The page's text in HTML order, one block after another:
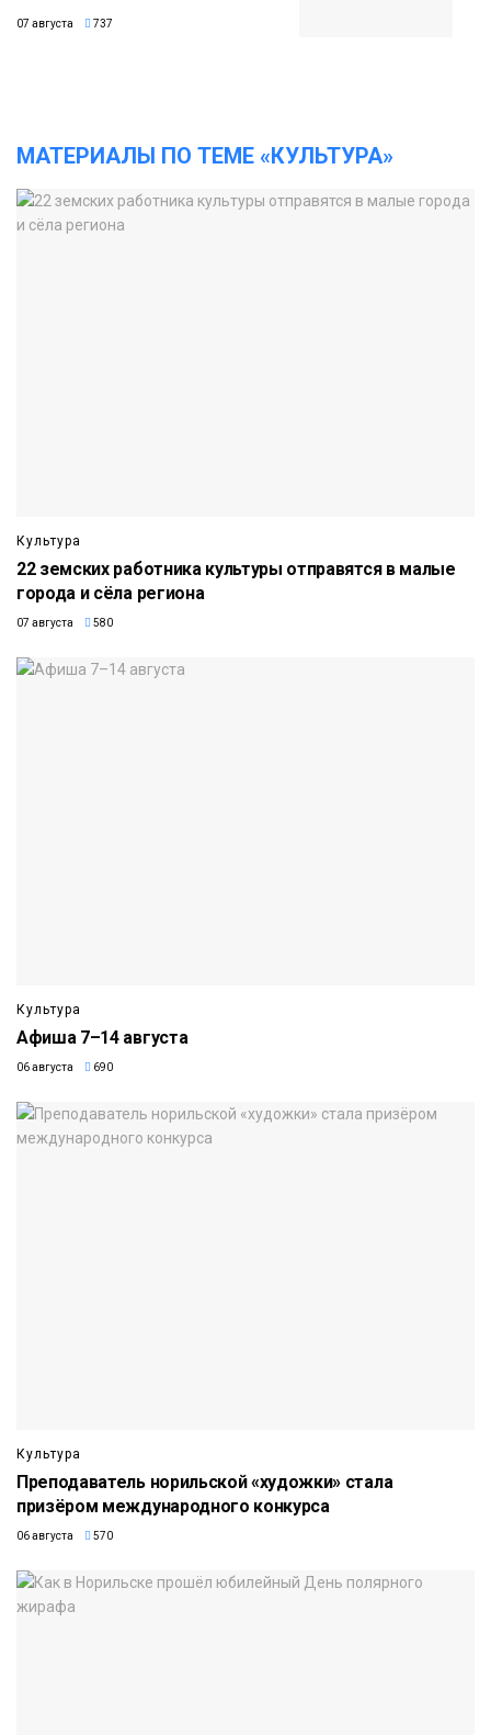
07 августа 737
МАТЕРИАЛЫ ПО ТЕМЕ «КУЛЬТУРА»
Культура
22 земских работника культуры отправятся в малые
города и сёла региона
07 августа 580
Культура
Афиша 7–14 августа
06 августа 690
Культура
Преподаватель норильской «художки» стала
призёром международного конкурса
06 августа 570